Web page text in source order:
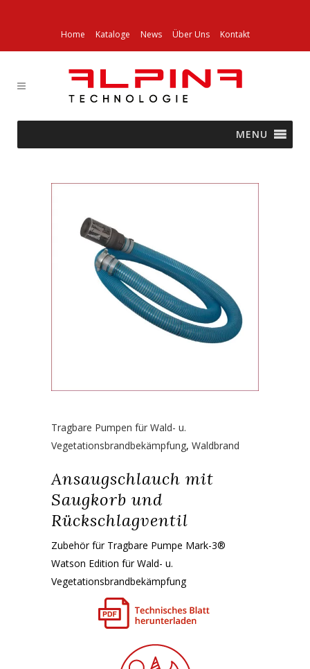
Home Kataloge News Über Uns Kontakt
MENU
Tragbare Pumpen für Wald- u.
Vegetationsbrandbekämpfung, Waldbrand
Ansaugschlauch mit
Saugkorb und
Rückschlagventil
Zubehör für Tragbare Pumpe Mark-3®
Watson Edition für Wald- u.
Vegetationsbrandbekämpfung